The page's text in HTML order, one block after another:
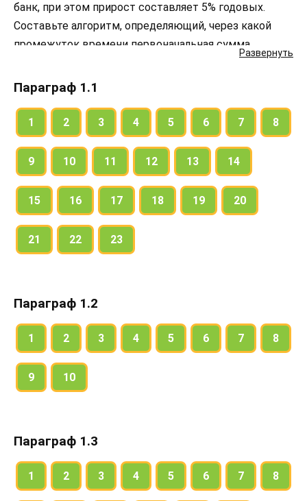
Развернуть
банк, при этом прирост составляет 5% годовых.
Составьте алгоритм, определяющий, через какой
промежуток времени первоначальная сумма
Параграф 1.1
1 2 3 4 5 6 7 8
9 10 11 12 13 14
15 16 17 18 19 20
21 22 23
Параграф 1.2
1 2 3 4 5 6 7 8
9 10
Параграф 1.3
1 2 3 4 5 6 7 8